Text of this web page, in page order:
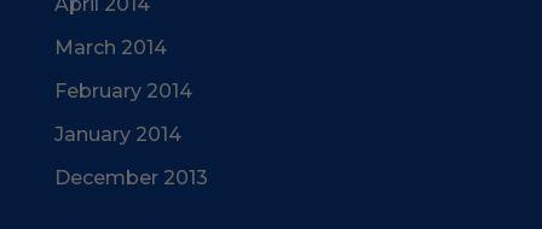
March 2014
February 2014
January 2014
December 2013